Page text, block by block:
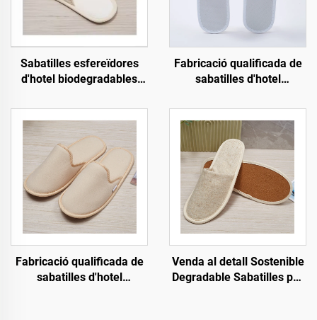
Sabatilles esfereïdores
d'hotel biodegradables
xinesa amb sola de pasta i
punta tancada, sabatilles
desechables per a
companyies aèries
Fabricació qualificada de
sabatilles d'hotel
biodegradables, sabatilles
obertes transpirables per
a hotel i companyies
aèries
Fabricació qualificada de
sabatilles d'hotel
Venda al detall Sostenible
Degradable Sabatilles per